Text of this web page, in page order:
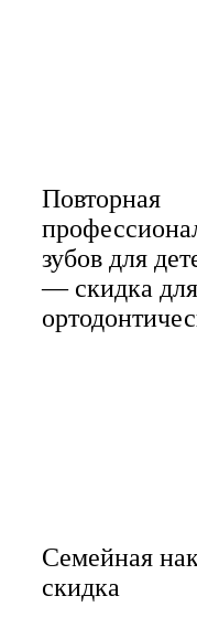
Повторная
зубов для
— скидка для
Семейная
скидка